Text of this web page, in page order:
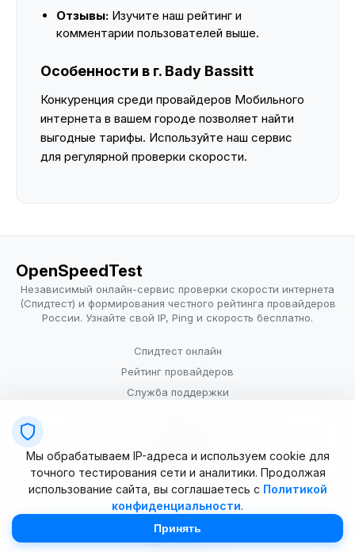
Отзывы: Изучите наш рейтинг и
комментарии пользователей выше.
Особенности в г. Bady Bassitt
Конкуренция среди провайдеров Мобильного
интернета в вашем городе позволяет найти
выгодные тарифы. Используйте наш сервис
для регулярной проверки скорости.
OpenSpeedTest
Независимый онлайн-сервис проверки скорости интернета
(Спидтест) и формирования честного рейтинга провайдеров
России. Узнайте свой IP, Ping и скорость бесплатно.
Спидтест онлайн
Рейтинг провайдеров
Служба поддержки
Условия использования
© 2025–2026 OpenSpeedTest (ИП Долматова В.В.). Все права
Мы обрабатываем IP-адреса и используем cookie для
точного тестирования сети и аналитики. Продолжая
использование сайта, вы соглашаетесь с Политикой
конфиденциальности.
Принять